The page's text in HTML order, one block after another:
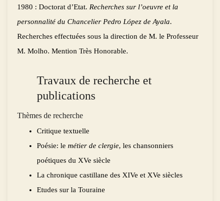
1980 : Doctorat d’Etat. Recherches sur l’oeuvre et la
personnalité du Chancelier Pedro López de Ayala.
Recherches effectuées sous la direction de M. le Professeur
M. Molho. Mention Très Honorable.
Travaux de recherche et
publications
Thèmes de recherche
Critique textuelle
Poésie: le métier de clergie, les chansonniers
poétiques du XVe siècle
La chronique castillane des XIVe et XVe siècles
Etudes sur la Touraine